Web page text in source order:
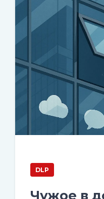
DLP
Чужое в